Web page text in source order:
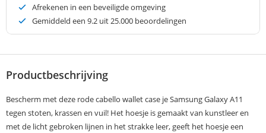
Afrekenen in een beveiligde omgeving
Gemiddeld een 9.2 uit 25.000 beoordelingen
Productbeschrijving
Bescherm met deze rode cabello wallet case je Samsung Galaxy A11
tegen stoten, krassen en vuil! Het hoesje is gemaakt van kunstleer en
met de licht gebroken lijnen in het strakke leer, geeft het hoesje een